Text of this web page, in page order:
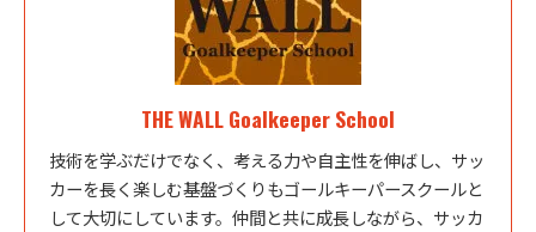
THE WALL Goalkeeper School
技術を学ぶだけでなく、考える力や自主性を伸ばし、サッ
カーを長く楽しむ基盤づくりもゴールキーパースクールと
して大切にしています。仲間と共に成長しながら、サッカ